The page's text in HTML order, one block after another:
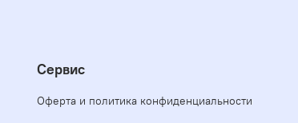
Сервис
Оферта и политика конфиденциальности